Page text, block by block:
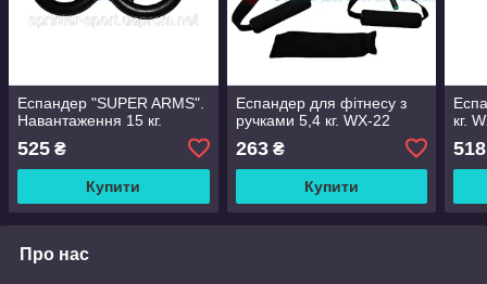
Еспандер "SUPER ARMS".
Навантаження 15 кг.
525 ₴
Купити
Еспандер для фітнесу з
ручками 5,4 кг. WX-22
263₴
Купити
кг.
518
Про нас